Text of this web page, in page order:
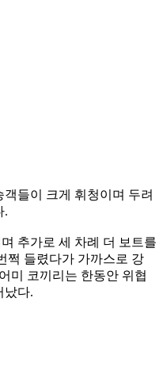
들이 크게 휘청이며 두려
.
추가로 세 차례 더 보트를
쩍 들렸다가 가까스로 강
미 코끼리는 한동안 위협
났다.